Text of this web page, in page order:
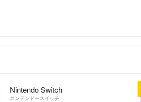
Nintendo Switch
ニンテンドースイッチ